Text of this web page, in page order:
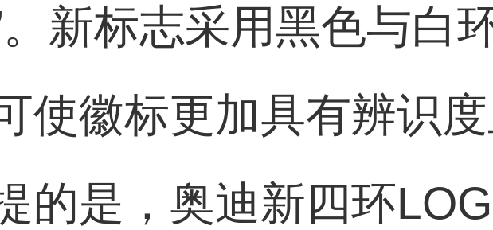
新标志采用黑色与白
使徽标更加具有辨识度
的是，奥迪新四环